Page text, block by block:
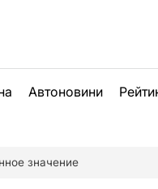
Автоновини
значение